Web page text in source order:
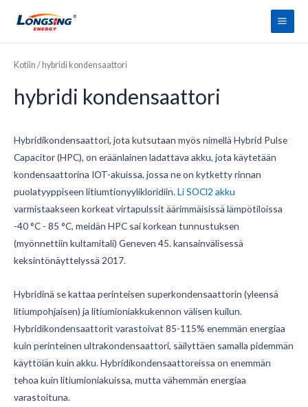
sisältöön
Kotiin / hybridi kondensaattori
hybridi kondensaattori
Hybridikondensaattori, jota kutsutaan myös nimellä Hybrid Pulse
Capacitor (HPC), on eräänlainen ladattava akku, jota käytetään
kondensaattorina IOT-akuissa, jossa ne on kytketty rinnan
puolatyyppiseen litiumtionyylikloridiin. Li SOCl2 akku
varmistaakseen korkeat virtapulssit äärimmäisissä lämpötiloissa
-40 °C - 85 °C, meidän HPC sai korkean tunnustuksen
(myönnettiin kultamitali) Geneven 45. kansainvälisessä
keksintönäyttelyssä 2017.
Hybridinä se kattaa perinteisen superkondensaattorin (yleensä
litiumpohjaisen) ja litiumioniakkukennon välisen kuilun.
Hybridikondensaattorit varastoivat 85-115% enemmän energiaa
kuin perinteinen ultrakondensaattori, säilyttäen samalla pidemmän
käyttöiän kuin akku. Hybridikondensaattoreissa on enemmän
tehoa kuin litiumioniakuissa, mutta vähemmän energiaa
varastoituna.